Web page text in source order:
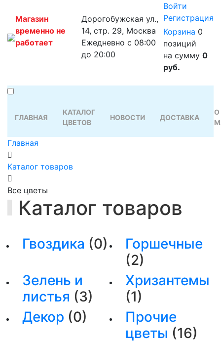
Магазин
временно не
работает
Дорогобужская ул.,
14, стр. 29, Москва
Ежедневно с 08:00
до 20:00
Войти
Регистрация
Корзина 0
позиций
на сумму 0
руб.
ГЛАВНАЯ
КАТАЛОГ
ЦВЕТОВ
НОВОСТИ ДОСТАВКА
О
Главная
Каталог товаров
Все цветы
Каталог товаров
Гвоздика (0)
Горшечные
(2)
Зелень и
листья (3)
Хризантемы
(1)
Декор (0)
Прочие
цветы (16)